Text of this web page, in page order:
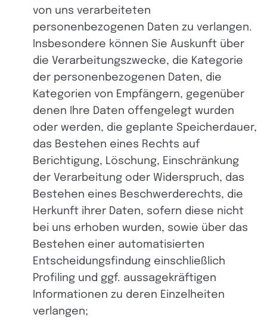
von uns verarbeiteten
personenbezogenen Daten zu verlangen.
Insbesondere können Sie Auskunft über
die Verarbeitungszwecke, die Kategorie
der personenbezogenen Daten, die
Kategorien von Empfängern, gegenüber
denen Ihre Daten offengelegt wurden
oder werden, die geplante Speicherdauer,
das Bestehen eines Rechts auf
Berichtigung, Löschung, Einschränkung
der Verarbeitung oder Widerspruch, das
Bestehen eines Beschwerderechts, die
Herkunft ihrer Daten, sofern diese nicht
bei uns erhoben wurden, sowie über das
Bestehen einer automatisierten
Entscheidungsfindung einschließlich
Profiling und ggf. aussagekräftigen
Informationen zu deren Einzelheiten
verlangen;